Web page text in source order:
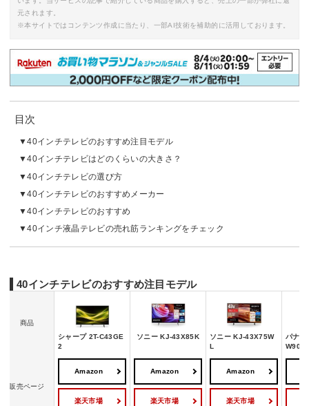
元されます。
※本サイトではコンテンツ作成に当たり、一部AI技術を補助的に活用しております。
目次
40インチテレビのおすすめ注目モデル
40インチテレビはどのくらいの大きさ？
40インチテレビの選び方
40インチテレビのおすすめメーカー
40インチテレビのおすすめ
40インチ液晶テレビの売れ筋ランキングをチェック
40インチテレビのおすすめ注目モデル
商品
シャープ 2T-C43GE
2
ソニー KJ-43X85K
ソニー KJ-43X75W
L
パナソ
W90A
販売ページ
Amazon
楽天市場
Amazon
楽天市場
Amazon
楽天市場